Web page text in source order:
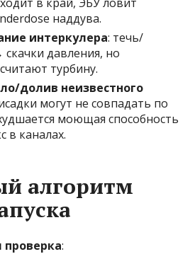
наддува.
интеркулера: течь/
скачки давления, но
турбину.
долив неизвестного
могут не совпадать по
моющая способность
в каналах.
алгоритм
проверка: